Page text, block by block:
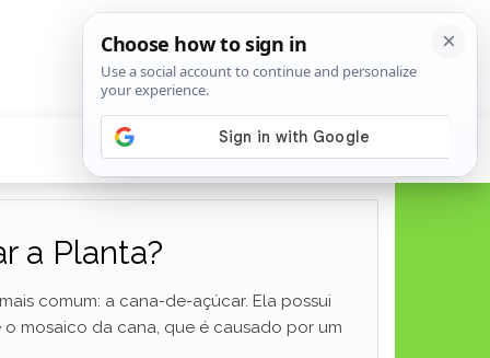
a Planta?
comum: a cana-de-açúcar. Ela possui
mosaico da cana, que é causado por um